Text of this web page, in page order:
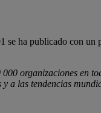
ha publicado con
organizaciones en
a las tendencias